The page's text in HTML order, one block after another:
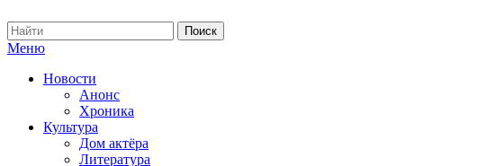
Меню
Новости
Анонс
Хроника
Культура
Дом актёра
Литература